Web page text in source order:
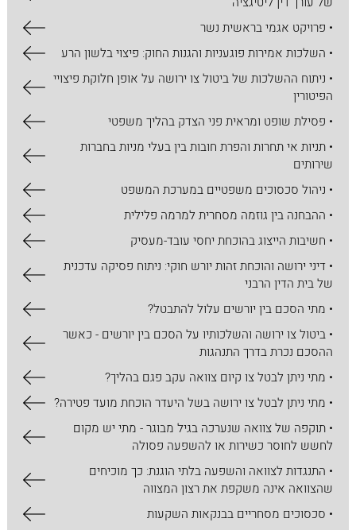
• פרויקט אגמי בראשית נשר
• השלכות אמירות פוגעניות והגנות החוק: פיצוי בלשון הרע
• ניתוח ההשלכות של ביטול צו ירושה על אופן חלוקת פיצויי
הפיטורין
• פסילת שופט ומראית פני הצדק בהליך משפטי
• תניות אי תחרות והפרת חובות בין בעלי מניות בחברות
שירותים
• ניהול סכסוכים משפטיים במערכת המשפט
• ההבחנה בין גוזמה מסחרית למרמה פלילית
• חשיבות הייצוג בהוכחת יחסי עובד-מעסיק
• דיני ירושה והוכחת זהות יורש חוקי: ניתוח פסיקה עדכנית
של בית הדין הרבני
• מתי הסכם בין יורשים עלול להתבטל?
• ביטול צו ירושה והשלכותיו על הסכם בין יורשים - כאשר
ההסכם נכרת בדרך התנהגות
• מתי ניתן לבטל צו קיום צוואה עקב פגם בהליך?
• מתי ניתן לבטל צו ירושה בשל היעדר הוכחת מועד פטירה?
• תוקפה של צוואה שנערכה בגיל מבוגר - מתי יש מקום
לחשש לחוסר כשירות או להשפעה פסולה
• התנגדות לצוואה והשפעה בלתי הוגנת: כך מוכיחים
שהצוואה אינה משקפת את רצון המצווה
• סכסוכים מסחריים בבנקאות השקעות